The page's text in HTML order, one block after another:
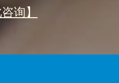
询】